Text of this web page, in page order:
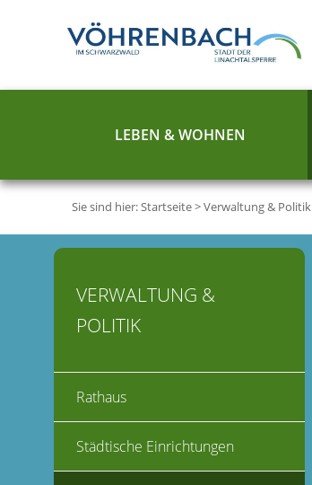
LEBEN & WOHNEN
Sie sind hier:Startseite>Verwaltung & Politik
VERWALTUNG &
POLITIK
Rathaus
Städtische Einrichtungen